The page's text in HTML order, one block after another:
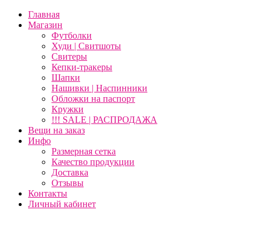
Главная
Магазин
Футболки
Худи | Свитшоты
Свитеры
Кепки-тракеры
Шапки
Нашивки | Наспинники
Обложки на паспорт
Кружки
!!! SALE | РАСПРОДАЖА
Вещи на заказ
Инфо
Размерная сетка
Качество продукции
Доставка
Отзывы
Контакты
Личный кабинет